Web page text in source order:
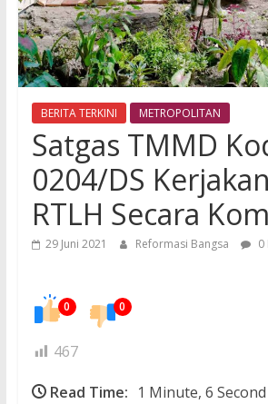
BERITA TERKINI METROPOLITAN
Satgas TMMD
0204/DS
RTLH Secara
29 Juni 2021 Reformasi Bangsa 0
0 0
467
Read Time: 1 Minute, 6 Second